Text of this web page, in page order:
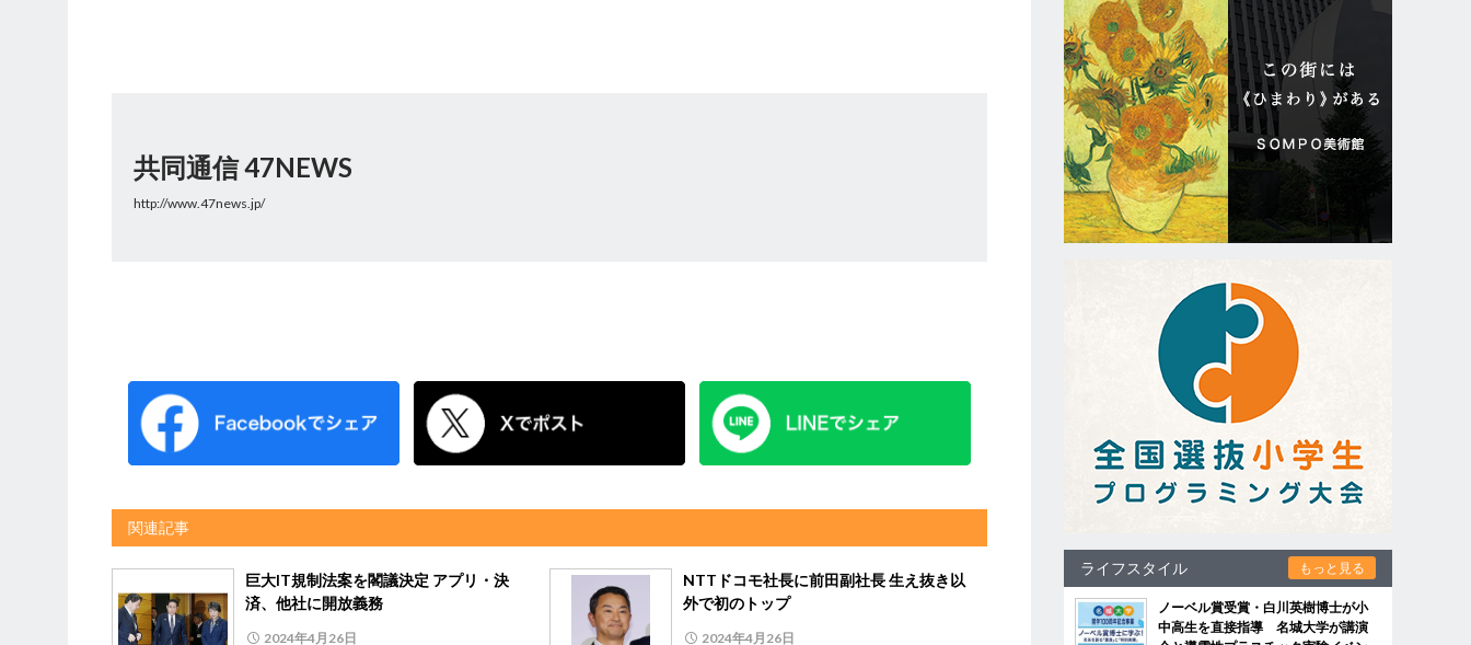
共同通信 47NEWS
http://www.47news.jp/
関連記事
巨大IT規制法案を閣議決定 アプリ・決
済、他社に開放義務
2024年4月26日
NTTドコモ社長に前田副社長 生え抜き以
外で初のトップ
2024年4月26日
ライフスタイル もっと見る
ノーベル賞受賞・白川英樹博士が小
中高生を直接指導 名城大学が講演